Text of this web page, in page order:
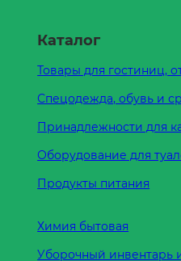
Каталог
Товары для гостиниц,
Спецодежда, обувь и
Принадлежности для
Оборудование для
Продукты питания
Химия бытовая
Уборочный инвентарь